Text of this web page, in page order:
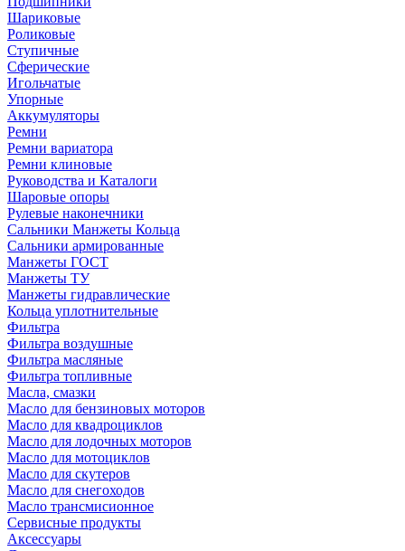
Шариковые
Роликовые
Ступичные
Сферические
Игольчатые
Упорные
Аккумуляторы
Ремни
Ремни вариатора
Ремни клиновые
Руководства и Каталоги
Шаровые опоры
Рулевые наконечники
Сальники Манжеты Кольца
Сальники армированные
Манжеты ГОСТ
Манжеты ТУ
Манжеты гидравлические
Кольца уплотнительные
Фильтра
Фильтра воздушные
Фильтра масляные
Фильтра топливные
Масла, смазки
Масло для бензиновых моторов
Масло для квадроциклов
Масло для лодочных моторов
Масло для мотоциклов
Масло для скутеров
Масло для снегоходов
Масло трансмисионное
Сервисные продукты
Аксессуары